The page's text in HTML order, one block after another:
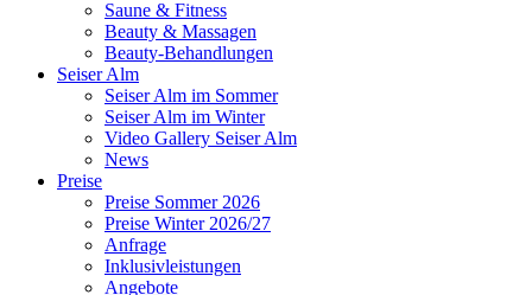
Saune & Fitness
Beauty & Massagen
Beauty-Behandlungen
Seiser Alm
Seiser Alm im Sommer
Seiser Alm im Winter
Video Gallery Seiser Alm
News
Preise
Preise Sommer 2026
Preise Winter 2026/27
Anfrage
Inklusivleistungen
Angebote